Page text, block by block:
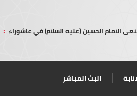
الامام الحسين (عليه السلام) في عاشوراء :
البث المباشر